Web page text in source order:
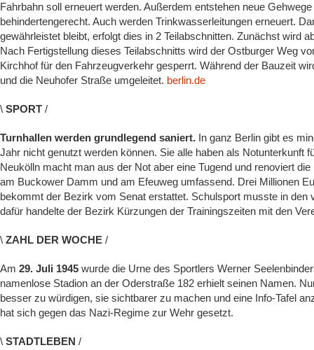
Fahrbahn soll erneuert werden. Außerdem entstehen neue
behindertengerecht. Auch werden Trinkwasserleitungen erneuert.
gewährleistet bleibt, erfolgt dies in 2 Teilabschnitten. Zunächst wird
Nach Fertigstellung dieses Teilabschnitts wird der Ostburger Weg
Kirchhof für den Fahrzeugverkehr gesperrt. Während der Bauzeit
und die Neuhofer Straße umgeleitet. berlin.de
\ SPORT /
Turnhallen werden grundlegend saniert. In ganz Berlin gibt es
Jahr nicht genutzt werden können. Sie alle haben als Notunterkunft
Neukölln macht man aus der Not aber eine Tugend und renoviert
am Buckower Damm und am Efeuweg umfassend. Drei Millionen
bekommt der Bezirk vom Senat erstattet. Schulsport musste in den
dafür handelte der Bezirk Kürzungen der Trainingszeiten mit den
\ ZAHL DER WOCHE /
Am 29. Juli 1945 wurde die Urne des Sportlers Werner
namenlose Stadion an der Oderstraße 182 erhielt seinen Namen.
besser zu würdigen, sie sichtbarer zu machen und eine Info-Tafel
hat sich gegen das Nazi-Regime zur Wehr gesetzt.
\ STADTLEBEN /